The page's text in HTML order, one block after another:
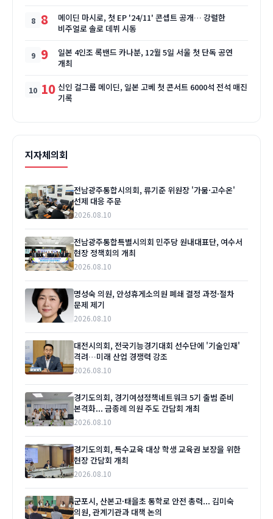
8
메이딘 마시로, 첫 EP '24/11' 콘셉트 공개… 강렬한
비주얼로 솔로 데뷔 시동
9
일본 4인조 록밴드 카나분, 12월 5일 서울 첫 단독 공연
개최
10 신인 걸그룹 메이딘, 일본 고베 첫 콘서트 6000석 전석 매진
기록
지자체의회
전남광주통합시의회, 류기준 위원장 '가뭄·고수온'
선제 대응 주문
2026.08.10
전남광주통합특별시의회 민주당 원내대표단, 여수서
현장 정책회의 개최
2026.08.10
명성숙 의원, 안성휴게소의원 폐쇄 결정 과정·절차
문제 제기
2026.08.10
대전시의회, 전국기능경기대회 선수단에 '기술인재'
격려…미래 산업 경쟁력 강조
2026.08.10
경기도의회, 경기여성정책네트워크 5기 출범 준비
본격화... 금종례 의원 주도 간담회 개최
2026.08.10
경기도의회, 특수교육 대상 학생 교육권 보장을 위한
현장 간담회 개최
2026.08.10
군포시, 산본고·태을초 통학로 안전 총력... 김미숙
의원, 관계기관과 대책 논의